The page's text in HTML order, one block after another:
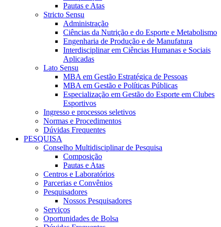
Pautas e Atas
Stricto Sensu
Administração
Ciências da Nutrição e do Esporte e Metabolismo
Engenharia de Produção e de Manufatura
Interdisciplinar em Ciências Humanas e Sociais
Aplicadas
Lato Sensu
MBA em Gestão Estratégica de Pessoas
MBA em Gestão e Políticas Públicas
Especialização em Gestão do Esporte em Clubes
Esportivos
Ingresso e processos seletivos
Normas e Procedimentos
Dúvidas Frequentes
PESQUISA
Conselho Multidisciplinar de Pesquisa
Composição
Pautas e Atas
Centros e Laboratórios
Parcerias e Convênios
Pesquisadores
Nossos Pesquisadores
Serviços
Oportunidades de Bolsa